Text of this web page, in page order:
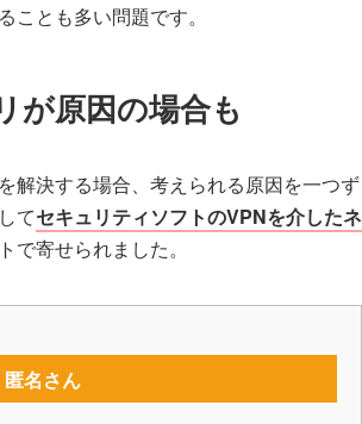
とも多い問題です。
が原因の場合も
解決する場合、考えられる原因を一つず
てセキュリティソフトのVPNを介したネ
で寄せられました。
名さん